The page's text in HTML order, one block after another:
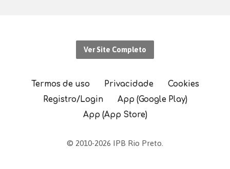
Ver Site Completo
Termos de uso Privacidade
Cookies
Registro/Login
App (Google Play)
App (App Store)
© 2010-2026 IPB Rio Preto.